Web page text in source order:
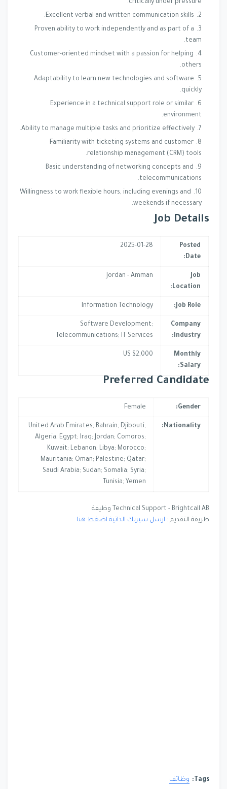
critically under pressure.
Excellent verbal and written communication skills.
Proven ability to work independently and as part of a
team.
Customer-oriented mindset with a passion for helping
others.
Adaptability to learn new technologies and software
quickly.
Experience in a technical support role or similar
environment.
Ability to manage multiple tasks and prioritize effectively.
Familiarity with ticketing systems and customer
relationship management (CRM) tools.
Basic understanding of networking concepts and
telecommunications.
Willingness to work flexible hours, including evenings and
weekends if necessary.
Job Details
Posted
Date:
2025-01-28
Job
Location:
Jordan - Amman
Job Role:
Information Technology
Company
Industry:
Software Development;
Telecommunications; IT Services
Monthly
Salary:
US $2,000
Preferred Candidate
Gender:
Female
Nationality:
United Arab Emirates; Bahrain; Djibouti;
Algeria; Egypt; Iraq; Jordan; Comoros;
Kuwait; Lebanon; Libya; Morocco;
Mauritania; Oman; Palestine; Qatar;
Saudi Arabia; Sudan; Somalia; Syria;
Tunisia; Yemen
Technical Support - Brightcall AB وظيفة
طريقة التقديم : ارسل سيرتك الذاتية اضغط هنا
Tags: وظائف